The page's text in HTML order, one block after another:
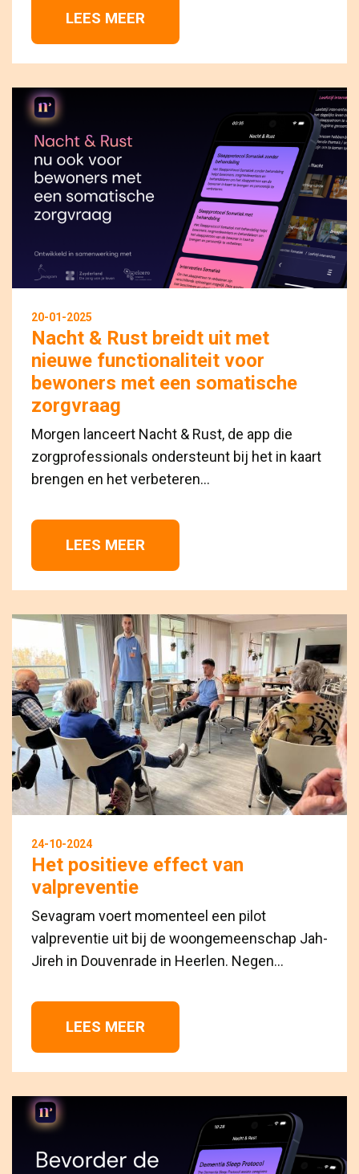
LEES MEER
20-01-2025
Nacht & Rust breidt uit met
nieuwe functionaliteit voor
bewoners met een somatische
zorgvraag
Morgen lanceert Nacht & Rust, de app die
zorgprofessionals ondersteunt bij het in kaart
brengen en het verbeteren...
LEES MEER
24-10-2024
Het positieve effect van
valpreventie
Sevagram voert momenteel een pilot
valpreventie uit bij de woongemeenschap Jah-
Jireh in Douvenrade in Heerlen. Negen...
LEES MEER